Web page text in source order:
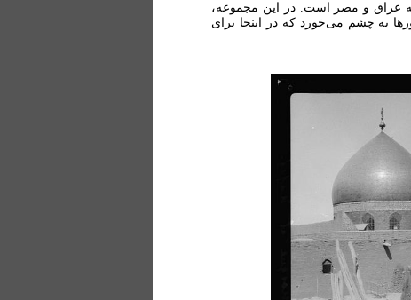
عراق و مصر است. در این مجموعه،
به چشم می‌خورد که در اینجا برای